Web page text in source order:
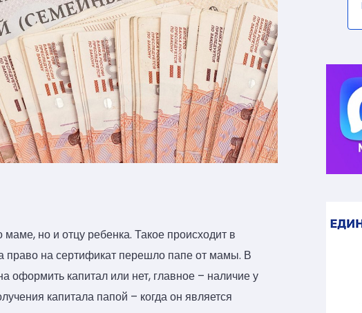
но и отцу ребенка. Такое происходит в
право на сертификат перешло папе от мамы. В
оформить капитал или нет, главное – наличие у
капитала папой – когда он является